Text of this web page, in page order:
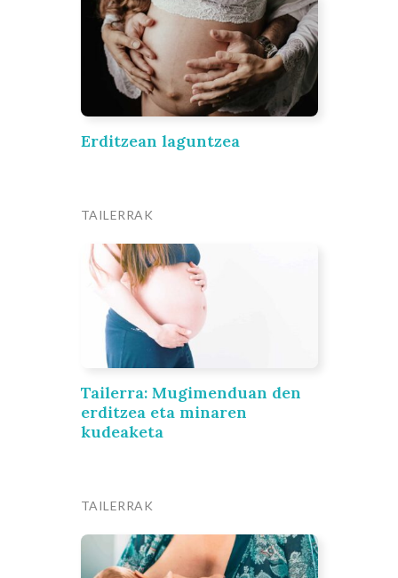
Erditzean laguntzea
TAILERRAK
Tailerra: Mugimenduan den
erditzea eta minaren
kudeaketa
TAILERRAK